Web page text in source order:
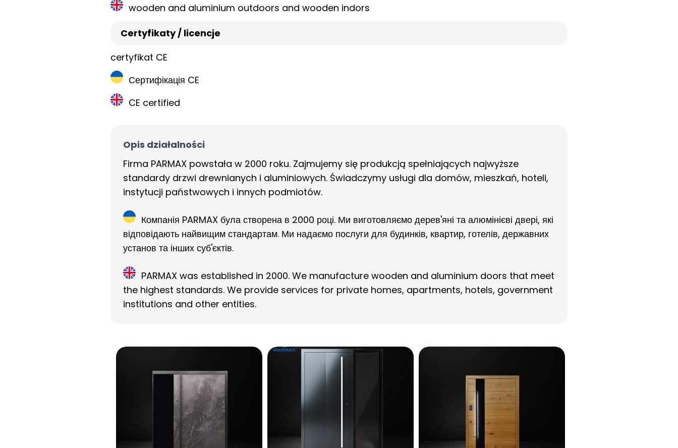
wooden and aluminium outdoors and wooden indors
Certyfikaty / licencje
certyfikat CE
Сертифікація CE
CE certified
Opis działalności
Firma PARMAX powstała w 2000 roku. Zajmujemy się produkcją spełniających najwyższe
standardy drzwi drewnianych i aluminiowych. Świadczymy usługi dla domów, mieszkań, hoteli,
instytucji państwowych i innych podmiotów.
Компанія PARMAX була створена в 2000 році. Ми виготовляємо дерев'яні та алюмінієві двері, які
відповідають найвищим стандартам. Ми надаємо послуги для будинків, квартир, готелів, державних
установ та інших суб'єктів.
PARMAX was established in 2000. We manufacture wooden and aluminium doors that meet
the highest standards. We provide services for private homes, apartments, hotels, government
institutions and other entities.